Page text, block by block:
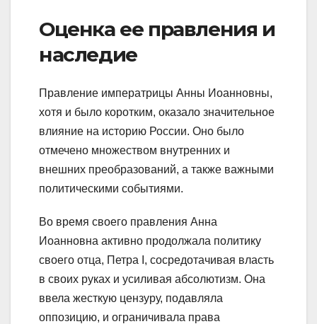
Оценка ее правления и
наследие
Правление императрицы Анны Иоанновны,
хотя и было коротким, оказало значительное
влияние на историю России. Оно было
отмечено множеством внутренних и
внешних преобразований, а также важными
политическими событиями.
Во время своего правления Анна
Иоанновна активно продолжала политику
своего отца, Петра I, сосредотачивая власть
в своих руках и усиливая абсолютизм. Она
ввела жесткую цензуру, подавляла
оппозицию, и ограничивала права